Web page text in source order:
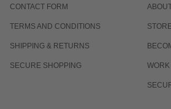
CONTACT FORM
TERMS AND CONDITIONS
SHIPPING & RETURNS
SECURE SHOPPING